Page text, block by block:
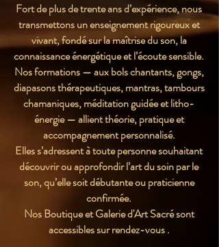
Fort de plus de trente ans d’expérience, nous
transmettons un enseignement rigoureux et
vivant, fondé sur la maîtrise du son, la
connaissance énergétique et l’écoute sensible.
Nos formations — aux bols chantants, gongs,
diapasons thérapeutiques, mantras, tambours
chamaniques, méditation guidée et litho-
énergie — allient théorie, pratique et
accompagnement personnalisé.
Elles s’adressent à toute personne souhaitant
découvrir ou approfondir l’art du soin par le
son, qu’elle soit débutante ou praticienne
confirmée.
Nos Boutique et Galerie d'Art Sacré sont
accessibles sur rendez-vous .